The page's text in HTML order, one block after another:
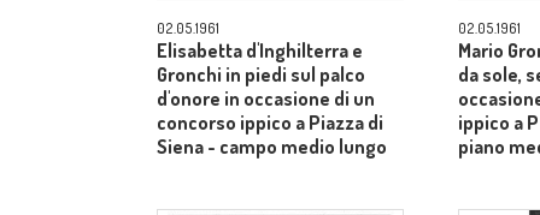
02.05.1961
Elisabetta d'Inghilterra e
Gronchi in piedi sul palco
d'onore in occasione di un
concorso ippico a Piazza di
Siena - campo medio lungo
02.05.1961
Mario
da sole,
ippico a
piano